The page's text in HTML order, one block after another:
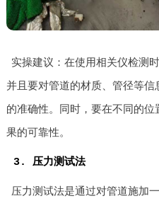
实操建议：在使用相关仪检测
并且要对管道的材质、管径等
的准确性。同时，要在不同的
果的可靠性。
3. 压力测试法
压力测试法是通过对管道施加